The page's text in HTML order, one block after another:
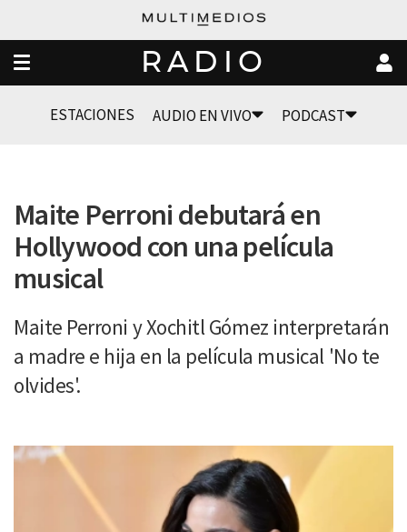
RADIO
ESTACIONES AUDIO EN VIVO PODCAST
Maite Perroni debutará en
Hollywood con una película
musical
Maite Perroni y Xochitl Gómez interpretarán
a madre e hija en la película musical 'No te
olvides'.